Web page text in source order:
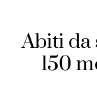
Abiti da
150